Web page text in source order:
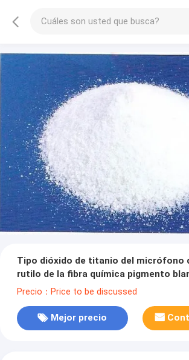
Tipo dióxido de titanio del micrófono
rutilo de la fibra química pigmento
Precio：Price to be discussed
Mejor precio